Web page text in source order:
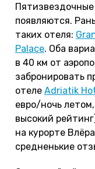
появляются.
таких отеля:
Palace. Оба
в 40 км от
забронировать
отеле Adriatik
евро/ночь
высокий
на курорте
средненькие